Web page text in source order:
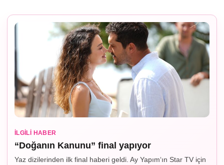
İLGILI HABER
“Doğanın Kanunu” final yapıyor
Yaz dizilerinden ilk final haberi geldi. Ay Yapım‘ın Star TV için